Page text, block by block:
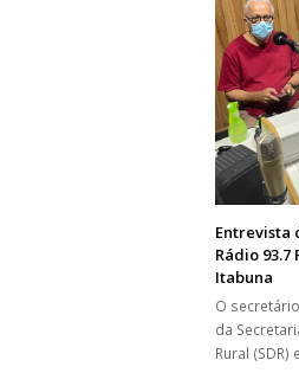
Entrevista
Rádio
Itabuna
O
da
Rural